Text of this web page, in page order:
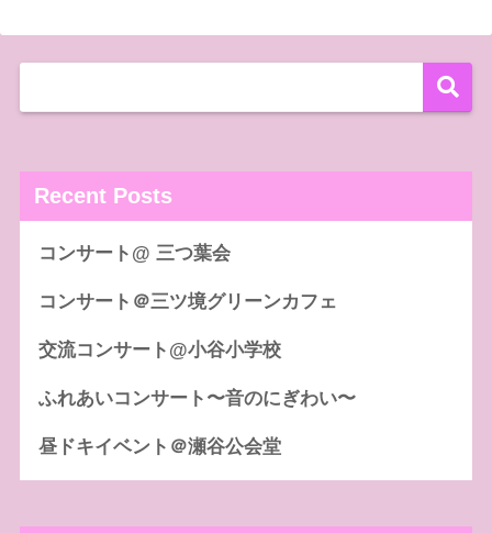
Recent Posts
コンサート@ 三つ葉会
コンサート＠三ツ境グリーンカフェ
交流コンサート@小谷小学校
ふれあいコンサート〜音のにぎわい〜
昼ドキイベント＠瀬谷公会堂